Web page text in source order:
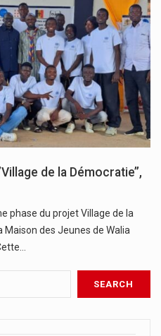
de la Démocratie’’,
phase du projet Village de la
des Jeunes de Walia